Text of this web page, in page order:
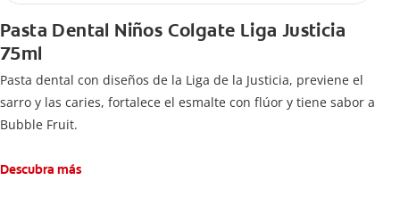
Pasta Dental Niños Colgate Liga Justicia
75ml
Pasta dental con diseños de la Liga de la Justicia, previene el
sarro y las caries, fortalece el esmalte con flúor y tiene sabor a
Bubble Fruit.
Descubra más